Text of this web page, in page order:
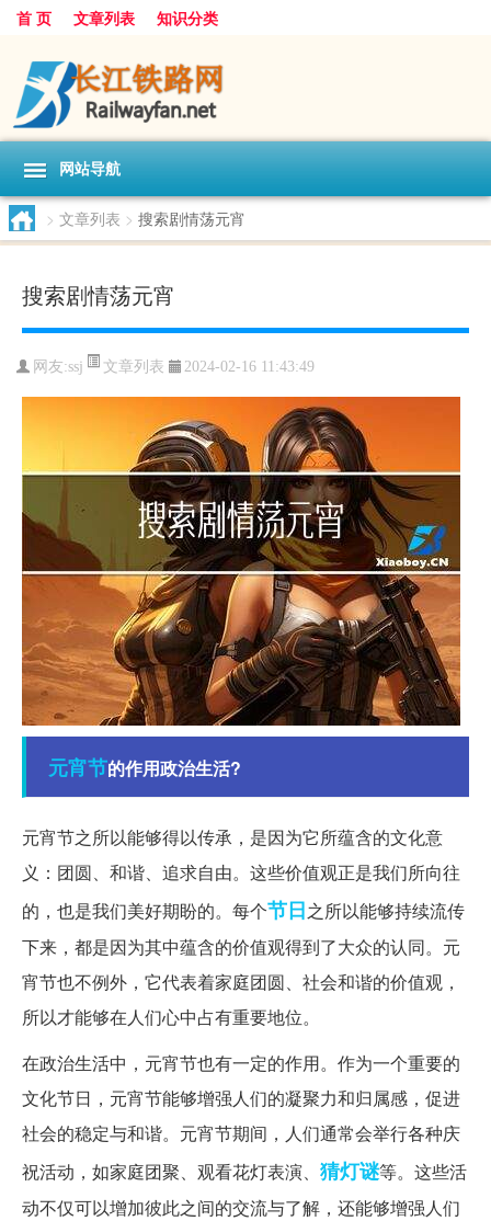
首 页 文章列表 知识分类
网站导航
> 文章列表 > 搜索剧情荡元宵
搜索剧情荡元宵
网友:ssj 文章列表 2024-02-16 11:43:49
元宵节的作用政治生活?
元宵节之所以能够得以传承，是因为它所蕴含的文化意
义：团圆、和谐、追求自由。这些价值观正是我们所向往
的，也是我们美好期盼的。每个节日之所以能够持续流传
下来，都是因为其中蕴含的价值观得到了大众的认同。元
宵节也不例外，它代表着家庭团圆、社会和谐的价值观，
所以才能够在人们心中占有重要地位。
在政治生活中，元宵节也有一定的作用。作为一个重要的
文化节日，元宵节能够增强人们的凝聚力和归属感，促进
社会的稳定与和谐。元宵节期间，人们通常会举行各种庆
祝活动，如家庭团聚、观看花灯表演、 猜灯谜等。这些活
动不仅可以增加彼此之间的交流与了解，还能够增强人们